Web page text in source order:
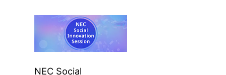
NEC Social